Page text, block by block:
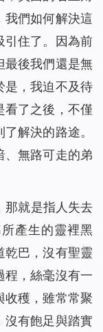
我們如何解決這
引住了。因為前
最後我們還是無
是，我迫不及待
看了之後，不僅
解決的路途。
、無路可走的弟
那就是指人失去
產生的靈裡黑
乾巴，沒有聖靈
程，絲毫沒有一
收穫，雖常常聚
沒有飽足與踏實